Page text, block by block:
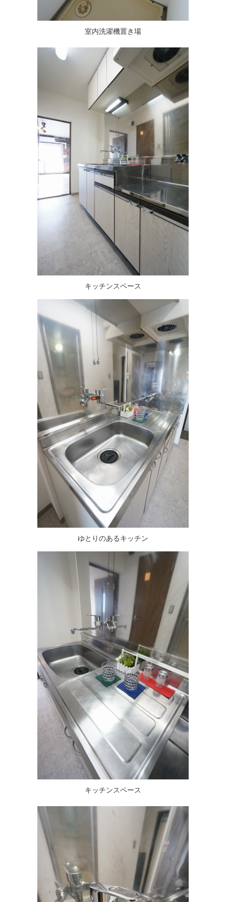
室内洗濯機置き場
キッチンスペース
ゆとりのあるキッチン
キッチンスペース